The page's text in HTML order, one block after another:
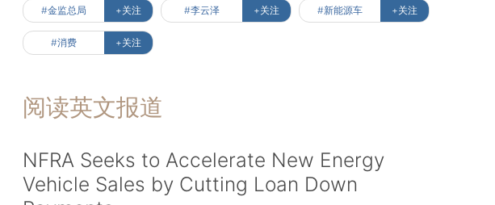
#金监总局 +关注 #李云泽 +关注 #新能源车 +关注
#消费 +关注
阅读英文报道
NFRA Seeks to Accelerate New Energy
Vehicle Sales by Cutting Loan Down